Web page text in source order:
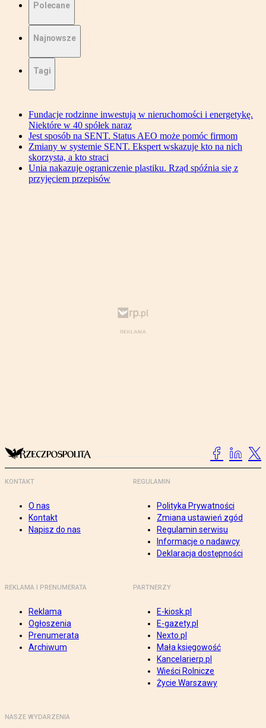
Polecane
Najnowsze
Tagi
Fundacje rodzinne inwestują w nieruchomości i energetykę.
Niektóre w 40 spółek naraz
Jest sposób na SENT. Status AEO może pomóc firmom
Zmiany w systemie SENT. Ekspert wskazuje kto na nich
skorzysta, a kto straci
Unia nakazuje ograniczenie plastiku. Rząd spóźnia się z
przyjęciem przepisów
KONTAKT
O nas
Kontakt
Napisz do nas
REGULAMIN
Polityka Prywatności
Zmiana ustawień zgód
Regulamin serwisu
Informacje o nadawcy
Deklaracja dostępności
REKLAMA I PRENUMERATA
Reklama
Ogłoszenia
Prenumerata
Archiwum
PARTNERZY
E-kiosk.pl
E-gazety.pl
Nexto.pl
Mała księgowość
Kancelarierp.pl
Wieści Rolnicze
Życie Warszawy
NASZE WYDARZENIA